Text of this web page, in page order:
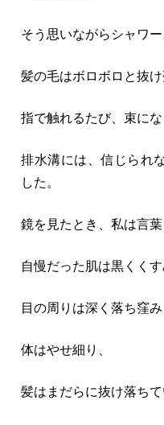
そう思いながらシャワー
髪の毛はボロボロと抜け
指で触れるたび、束にな
排水溝には、信じられ
した。
鏡を見たとき、私は言葉
自慢だった肌は黒くくす
目の周りは深く落ち窪み
体はやせ細り、
髪はまだらに抜け落ちて